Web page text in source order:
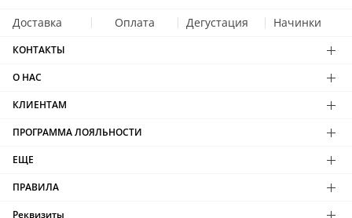
Доставка Оплата Дегустация Начинки
КОНТАКТЫ
О НАС
КЛИЕНТАМ
ПРОГРАММА ЛОЯЛЬНОСТИ
ЕЩЕ
ПРАВИЛА
Реквизиты